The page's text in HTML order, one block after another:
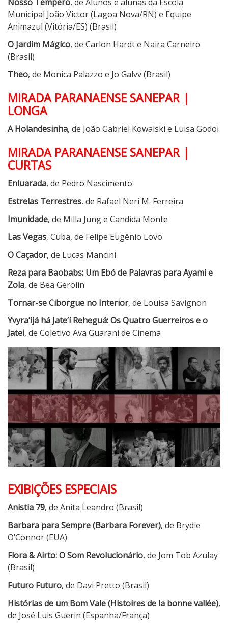
Municipal João Victor (Lagoa Nova/RN) e Equipe
Animazul (Vitória/ES) (Brasil)
O Jardim Mágico, de Carlon Hardt e Naira Carneiro
(Brasil)
Theo, de Monica Palazzo e Jo Galvv (Brasil)
MIRADA PARANAENSE SANEPAR |
LONGA
A Holandesinha, de João Gabriel Kowalski e Luisa Godoi
MIRADA PARANAENSE SANEPAR |
CURTAS
Enluarada, de Pedro Nascimento
Estrelas Terrestres, de Rafael Neri M. Ferreira
Imunidade, de Milla Jung e Candida Monte
Las Vegas, Cuba, de Felipe Eugênio Lovo
O Caçador, de Lucas Mancini
Reza para Baobabs: Um Ebó de Palavras para Ayami e
Zola, de Bea Gerolin
Tornar-se Ciborgue no Interior, de Louisa Savignon
Yvyra’ijá há Jate’í Reheguá: Os Quatro Guerreiros e o
Jatei, de Coletivo Ava Guarani de Cinema
EXIBIÇÕES ESPECIAIS
Anistia 79, de Anita Leandro (Brasil)
Barbara para Sempre (Barbara Forever), de Brydie
O’Connor (EUA)
Flora & Airto: O Som Revolucionário, de Jom Tob Azulay
(Brasil)
Futuro Futuro, de Davi Pretto (Brasil)
Histórias de um Bom Vale (Histoires de la bonne vallée),
de José Luis Guerin (Espanha/França)